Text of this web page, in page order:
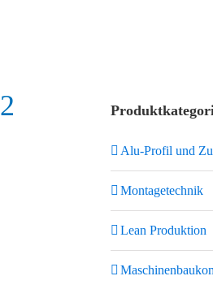
Alu-Profil und
Montagetechnik
Lean Produktion